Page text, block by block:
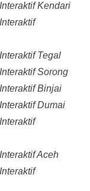
Kendari
Tegal
Sorong
Binjai
Dumai
Aceh